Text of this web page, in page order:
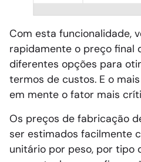
Com esta funcionalidade,
rapidamente o preço final
diferentes opções para
termos de custos. E o
em mente o fator mais
Os preços de fabricação
ser estimados facilmente
unitário por peso, por tipo